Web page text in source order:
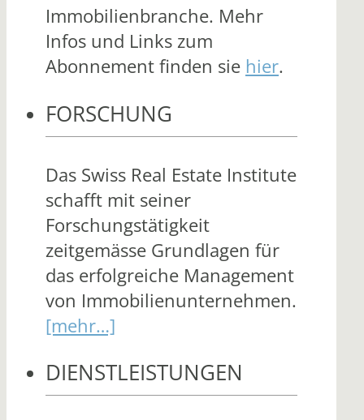
Immobilienbranche. Mehr
Infos und Links zum
Abonnement finden sie hier.
FORSCHUNG
Das Swiss Real Estate Institute
schafft mit seiner
Forschungstätigkeit
zeitgemässe Grundlagen für
das erfolgreiche Management
von Immobilienunternehmen.
[mehr…]
DIENSTLEISTUNGEN